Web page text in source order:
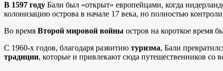
В 1597 году Бали был «открыт» европейцами, когда
колонизацию острова в начале 17 века, но полностью
Во время Второй мировой войны остров на короткое время
С 1960-х годов, благодаря развитию туризма, Бали
традиции, которые и привлекают сюда путешественников со